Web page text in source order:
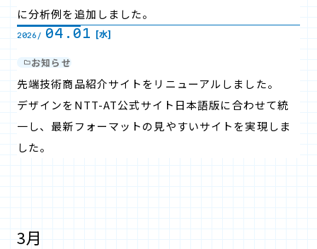
に分析例を追加しました。
2026/ 04.01 [水]
お知らせ
先端技術商品紹介サイトをリニューアルしました。
デザインをNTT-AT公式サイト日本語版に合わせて統
一し、最新フォーマットの見やすいサイトを実現しま
した。
3月